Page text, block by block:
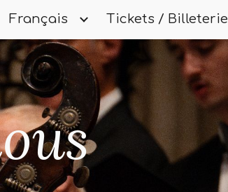
navigation
Français Tickets / Billeterie